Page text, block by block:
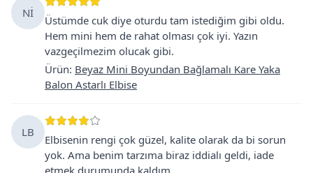
Nİ
Üstümde cuk diye oturdu tam istediğim gibi oldu.
Hem mini hem de rahat olması çok iyi. Yazın
vazgeçilmezim olucak gibi.
Ürün: Beyaz Mini Boyundan Bağlamalı Kare Yaka
Balon Astarlı Elbise
LB
Elbisenin rengi çok güzel, kalite olarak da bi sorun
yok. Ama benim tarzıma biraz iddialı geldi, iade
etmek durumunda kaldım.